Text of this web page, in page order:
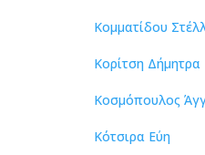
Κομματίδου
Κορίτση Δήμητρα
Κοσμόπουλος
Κότσιρα Εύη